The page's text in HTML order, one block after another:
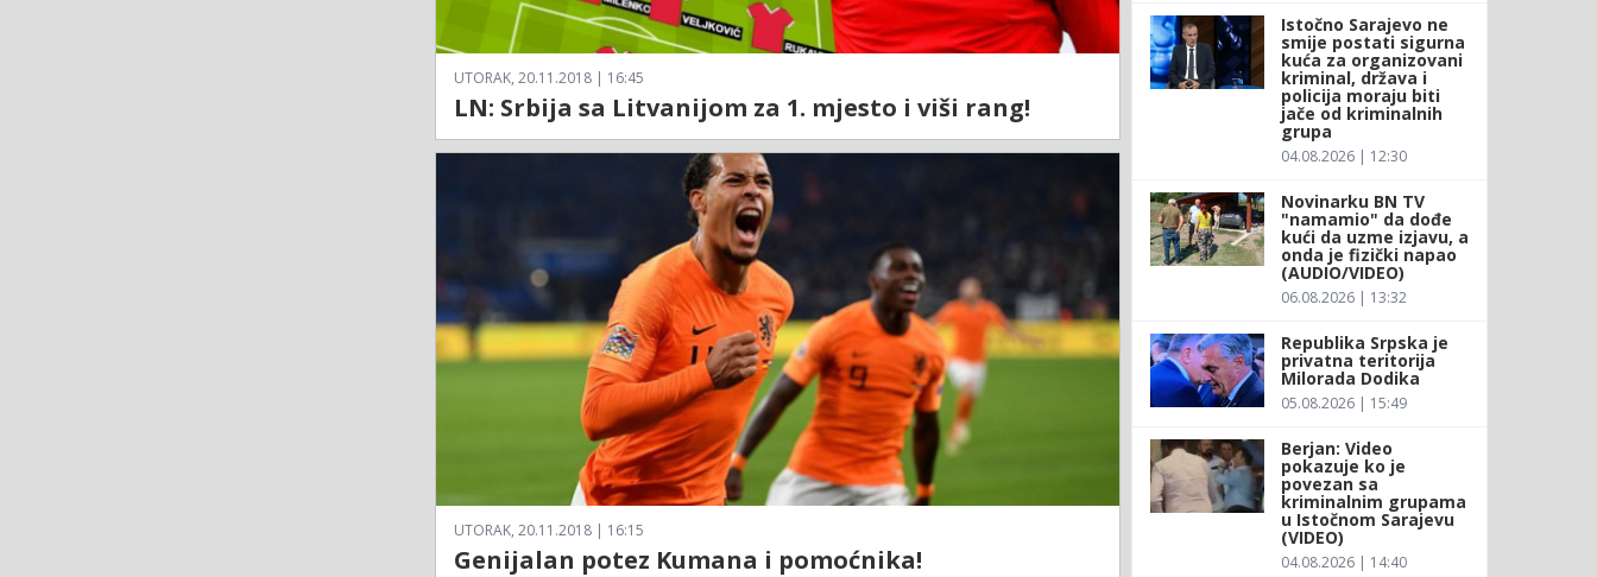
UTORAK, 20.11.2018 | 16:45
LN: Srbija sa Litvanijom za 1. mjesto i viši rang!
UTORAK, 20.11.2018 | 16:15
Genijalan potez Kumana i pomoćnika!
Istočno Sarajevo ne
smije postati sigurna
kuća za organizovani
kriminal, država i
policija moraju biti
jače od kriminalnih
grupa
04.08.2026 | 12:30
Novinarku BN TV
"namamio" da dođe
kući da uzme izjavu, a
onda je fizički napao
(AUDIO/VIDEO)
06.08.2026 | 13:32
Republika Srpska je
privatna teritorija
Milorada Dodika
05.08.2026 | 15:49
Berjan: Video
pokazuje ko je
povezan sa
kriminalnim grupama
u Istočnom Sarajevu
(VIDEO)
04.08.2026 | 14:40